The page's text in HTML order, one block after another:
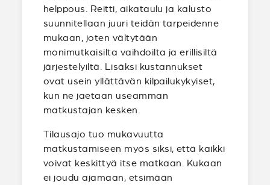
helppous. Reitti, aikataulu ja kalusto
suunnitellaan juuri teidän tarpeidenne
mukaan, joten vältytään
monimutkaisilta vaihdoilta ja erillisiltä
järjestelyiltä. Lisäksi kustannukset
ovat usein yllättävän kilpailukykyiset,
kun ne jaetaan useamman
matkustajan kesken.
Tilausajo tuo mukavuutta
matkustamiseen myös siksi, että kaikki
voivat keskittyä itse matkaan. Kukaan
ei joudu ajamaan, etsimään